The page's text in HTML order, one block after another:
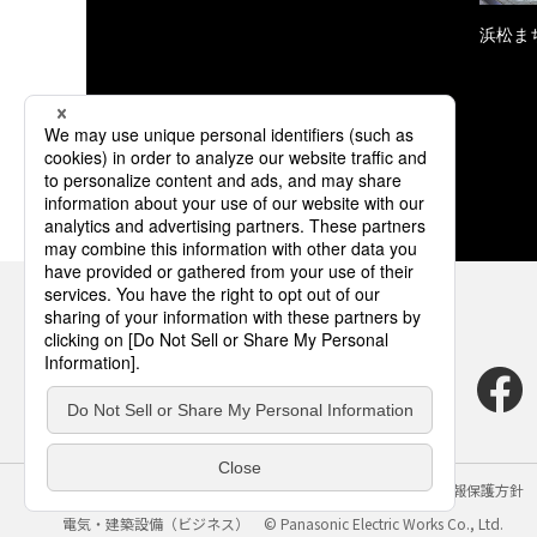
浜松ま
サイトのご利用にあたって クッキーポリシー
個人情報保護方針
電気・建築設備（ビジネス）
© Panasonic Electric Works Co., Ltd.